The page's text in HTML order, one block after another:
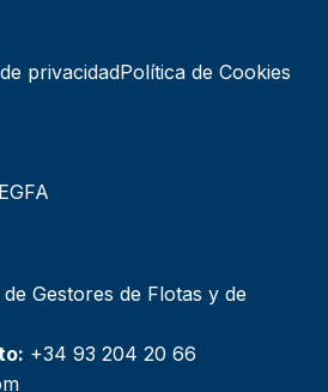
privacidadPolítica de Cookies
Gestores de Flotas y de
+34 93 204 20 66